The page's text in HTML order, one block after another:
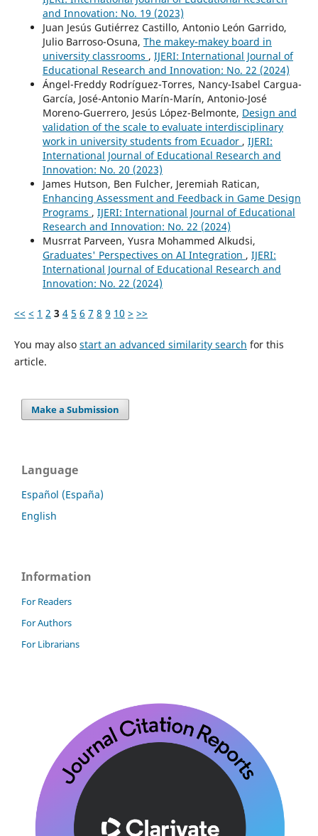
and Innovation: No. 19 (2023)
Juan Jesús Gutiérrez Castillo, Antonio León Garrido,
Julio Barroso-Osuna, The makey-makey board in
university classrooms , IJERI: International Journal of
Educational Research and Innovation: No. 22 (2024)
Ángel-Freddy Rodríguez-Torres, Nancy-Isabel Cargua-
García, José-Antonio Marín-Marín, Antonio-José
Moreno-Guerrero, Jesús López-Belmonte, Design and
validation of the scale to evaluate interdisciplinary
work in university students from Ecuador , IJERI:
International Journal of Educational Research and
Innovation: No. 20 (2023)
James Hutson, Ben Fulcher, Jeremiah Ratican,
Enhancing Assessment and Feedback in Game Design
Programs , IJERI: International Journal of Educational
Research and Innovation: No. 22 (2024)
Musrrat Parveen, Yusra Mohammed Alkudsi,
Graduates' Perspectives on AI Integration , IJERI:
International Journal of Educational Research and
Innovation: No. 22 (2024)
<< < 1 2 3 4 5 6 7 8 9 10 > >>
You may also start an advanced similarity search for this
article.
Make a Submission
Language
Español (España)
English
Information
For Readers
For Authors
For Librarians